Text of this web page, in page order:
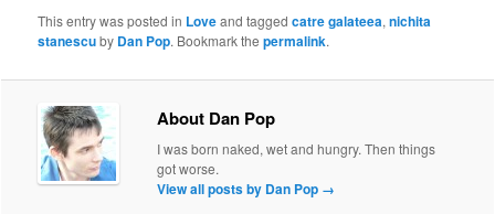
This entry was posted in Loveand taggedcatre galateea,nichita
stanescuby Dan Pop. Bookmark thepermalink.
About Dan Pop
I was born naked, wet and hungry. Then things
got worse.
View all posts by Dan Pop →